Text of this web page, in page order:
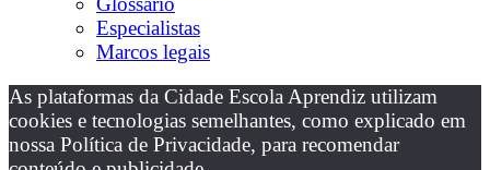
Especialistas
Marcos legais
As plataformas da Cidade Escola Aprendiz utilizam
cookies e tecnologias semelhantes, como explicado em
nossa Política de Privacidade, para recomendar